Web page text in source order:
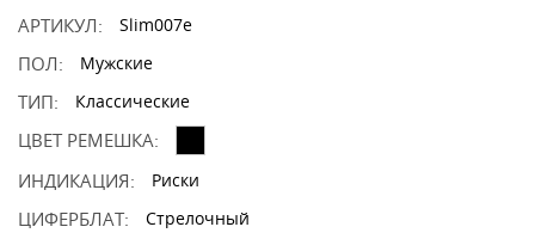
АРТИКУЛ: Slim007e
ПОЛ: Мужские
ТИП: Классические
ЦВЕТ РЕМЕШКА:
ИНДИКАЦИЯ:
Риски
ЦИФЕРБЛАТ: Стрелочный